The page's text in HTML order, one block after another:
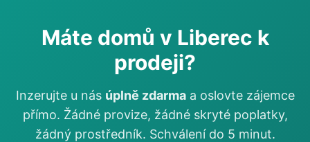
Máte domů v Liberec k
prodeji?
Inzerujte u nás úplně zdarmaa oslovte zájemce
přímo. Žádné provize, žádné skryté poplatky,
žádný prostředník. Schválení do 5 minut.